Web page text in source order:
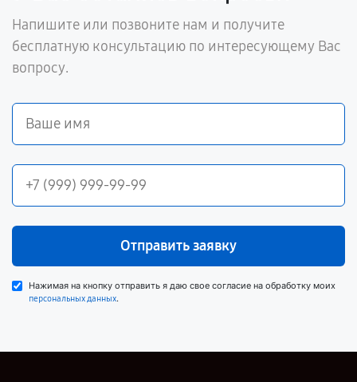
Напишите или позвоните нам и получите
бесплатную консультацию по интересующему Вас
вопросу.
Отправить заявку
Нажимая на кнопку отправить я даю свое согласие на обработку моих
персональных данных.